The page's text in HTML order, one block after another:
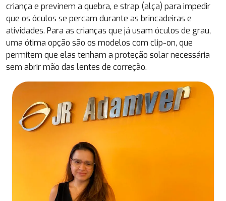
criança e previnem a quebra, e strap (alça) para impedir
que os óculos se percam durante as brincadeiras e
atividades. Para as crianças que já usam óculos de grau,
uma ótima opção são os modelos com clip-on, que
permitem que elas tenham a proteção solar necessária
sem abrir mão das lentes de correção.